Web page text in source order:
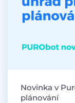
Novinka v
plánování